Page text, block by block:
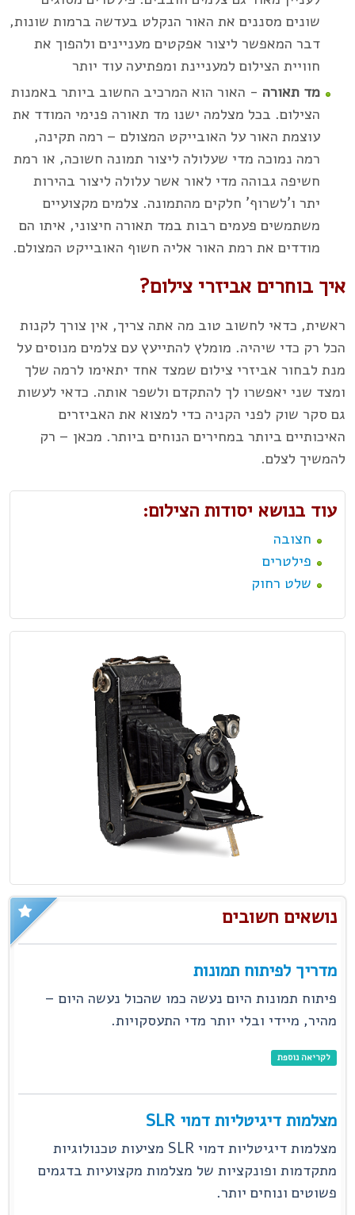
שונים מסננים את האור הנקלט בעדשה ברמות שונות,
דבר המאפשר ליצור אפקטים מעניינים ולהפוך את
חוויית הצילום למעניינת ומפתיעה עוד יותר
מד תאורה - האור הוא המרכיב החשוב ביותר באמנות
הצילום. בכל מצלמה ישנו מד תאורה פנימי המודד את
עוצמת האור על האובייקט המצולם – רמה תקינה,
רמה נמוכה מדי שעלולה ליצור תמונה חשוכה, או רמת
חשיפה גבוהה מדי לאור אשר עלולה ליצור בהירות
יתר ו'לשרוף' חלקים מהתמונה. צלמים מקצועיים
משתמשים פעמים רבות במד תאורה חיצוני, איתו הם
מודדים את רמת האור אליה חשוף האובייקט המצולם.
איך בוחרים אביזרי צילום?
ראשית, כדאי לחשוב טוב מה אתה צריך, אין צורך לקנות
הכל רק כדי שיהיה. מומלץ להתייעץ עם צלמים מנוסים על
מנת לבחור אביזרי צילום שמצד אחד יתאימו לרמה שלך
ומצד שני יאפשרו לך להתקדם ולשפר אותה. כדאי לעשות
גם סקר שוק לפני הקניה כדי למצוא את האביזרים
האיכותיים ביותר במחירים הנוחים ביותר. מכאן – רק
להמשיך לצלם.
עוד בנושא יסודות הצילום:
חצובה
פילטרים
שלט רחוק
נושאים חשובים
מדריך לפיתוח תמונות
פיתוח תמונות היום נעשה כמו שהכול נעשה היום –
מהיר, מיידי ובלי יותר מדי התעסקויות.
לקריאה נוספת
מצלמות דיגיטליות דמוי SLR
מצלמות דיגיטליות דמוי SLR מציעות טכנולוגיות
מתקדמות ופונקציות של מצלמות מקצועיות בדגמים
פשוטים ונוחים יותר.